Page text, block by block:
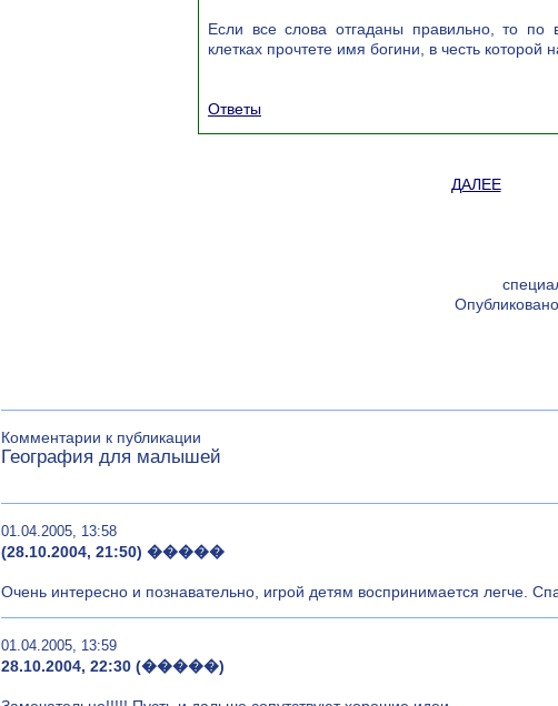
Если все слова отгаданы правильно, то по
клетках прочтете имя богини, в честь которой
Ответы
ДАЛЕЕ
Комментарии к публикации
География для малышей
01.04.2005, 13:58
(28.10.2004, 21:50) �����
Очень интересно и познавательно, игрой детям воспринимается легче.
01.04.2005, 13:59
28.10.2004, 22:30 (�����)